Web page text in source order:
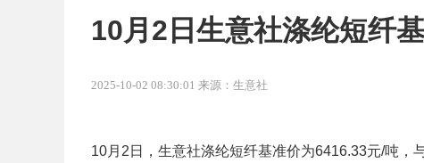
10月2日生意社涤纶短纤
2025-10-02 08:30:01 来源：生意社
10月2日，生意社涤纶短纤基准价为6416.33元/吨，